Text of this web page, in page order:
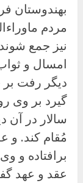
بهندوستان
مردم
نیز جمع
امسال و
دیگر رفت بر
گیرد بر وی
سالار در آن
مُقام کند. و
برافتاده و
عقد و عهد